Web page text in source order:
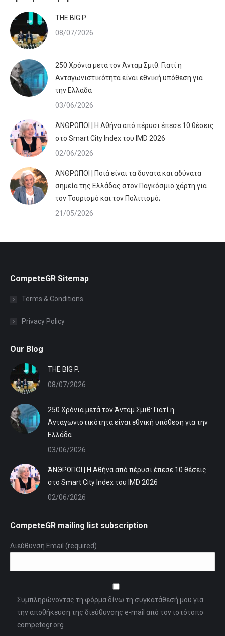
ΤHE BIG P.
08/07/2026
250 Χρόνια μετά τον Άνταμ Σμιθ: Γιατί η
Ανταγωνιστικότητα είναι εθνική υπόθεση για
την Ελλάδα
03/06/2026
ΆΝΘΡΩΠΟΙ | Η Αθήνα από πέρυσι έπεσε 10 θέσεις
στο Smart City Index του IMD 2026
02/06/2026
ΆΝΘΡΩΠΟΙ | Ποιά είναι τα δυνατά και αδύνατα
σημεία της Ελλάδας στον Παγκόσμιο χάρτη για
τον Τουρισμό και τον Πολιτισμό;
21/05/2026
CompeteGR Sitemap
Terms & Conditions
Privacy Policy
Our Blog
ΤHE BIG P.
08/07/2026
250 Χρόνια μετά τον Άνταμ Σμιθ: Γιατί η
Ανταγωνιστικότητα είναι εθνική υπόθεση για την
Ελλάδα
03/06/2026
ΆΝΘΡΩΠΟΙ | Η Αθήνα από πέρυσι έπεσε 10 θέσεις
στο Smart City Index του IMD 2026
02/06/2026
CompeteGR mailing list subscription
Διεύθυνση Email (required)
Συμπληρώνοντας τη φόρμα δίνω τη συγκατάθεσή μου για
την αποθήκευση της διεύθυνσης e-mail από τον ιστότοπο
competegr.org